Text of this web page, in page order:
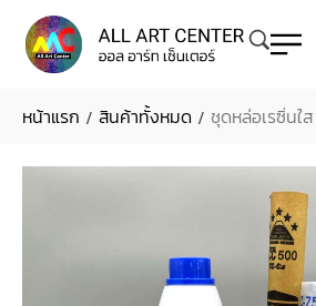
หน้าแรก / สินค้าทั้งหมด / ชุดหล่อเรซิ่นใส